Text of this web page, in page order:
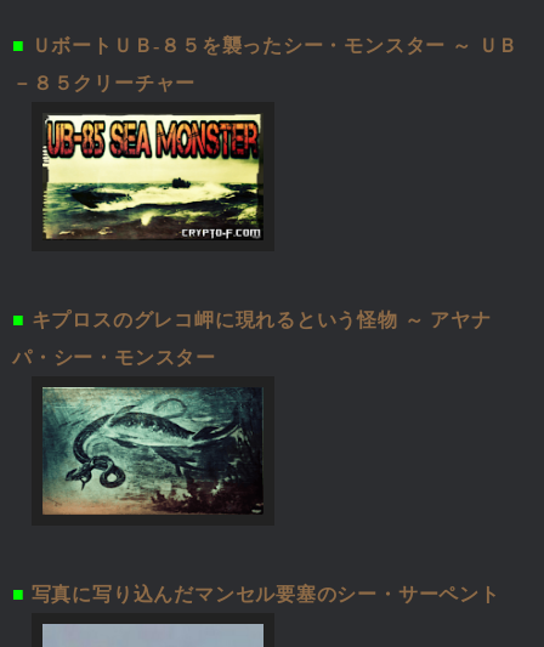
■
ＵボートＵＢ-８５を襲ったシー・モンスター ～ ＵＢ
－８５クリーチャー
■ キプロスのグレコ岬に現れるという怪物 ～ アヤナ
パ・シー・モンスター
■ 写真に写り込んだマンセル要塞のシー・サーペント